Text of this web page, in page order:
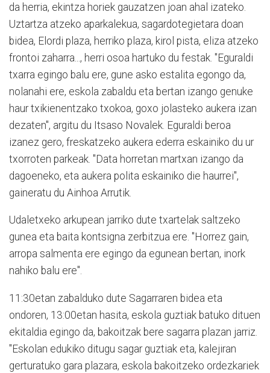
da herria, ekintza horiek gauzatzen joan ahal izateko.
Uztartza atzeko aparkalekua, sagardotegietara doan
bidea, Elordi plaza, herriko plaza, kirol pista, eliza atzeko
frontoi zaharra..., herri osoa hartuko du festak. "Eguraldi
txarra egingo balu ere, gune asko estalita egongo da,
nolanahi ere, eskola zabaldu eta bertan izango genuke
haur txikienentzako txokoa, goxo jolasteko aukera izan
dezaten", argitu du Itsaso Novalek. Eguraldi beroa
izanez gero, freskatzeko aukera ederra eskainiko du ur
txorroten parkeak. "Data horretan martxan izango da
dagoeneko, eta aukera polita eskainiko die haurrei",
gaineratu du Ainhoa Arrutik.
Udaletxeko arkupean jarriko dute txartelak saltzeko
gunea eta baita kontsigna zerbitzua ere. "Horrez gain,
arropa salmenta ere egingo da egunean bertan, inork
nahiko balu ere".
11:30etan zabalduko dute Sagarraren bidea eta
ondoren, 13:00etan hasita, eskola guztiak batuko dituen
ekitaldia egingo da, bakoitzak bere sagarra plazan jarriz.
"Eskolan edukiko ditugu sagar guztiak eta, kalejiran
gerturatuko gara plazara, eskola bakoitzeko ordezkariek